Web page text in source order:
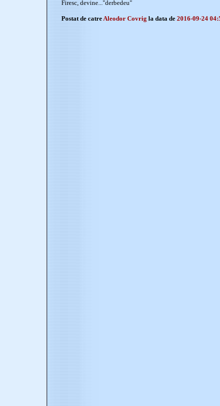
Firesc, devine..."derbedeu"
Postat de catreAleodor Covrig la data de 2016-09-24